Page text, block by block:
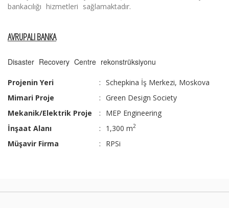
bankacılığı hizmetleri sağlamaktadır.
AVRUPALI BANKA
Disaster Recovery Centre rekonstrüksiyonu
Projenin Yeri : Schepkina İş Merkezi, Moskova
Mimari Proje
: Green Design Society
Mekanik/Elektrik Proje
:
MEP Engineering
İnşaat Alanı
: 1,300 m2
Müşavir Firma : RPSi